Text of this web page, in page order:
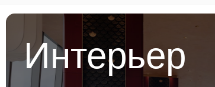
Интерьер